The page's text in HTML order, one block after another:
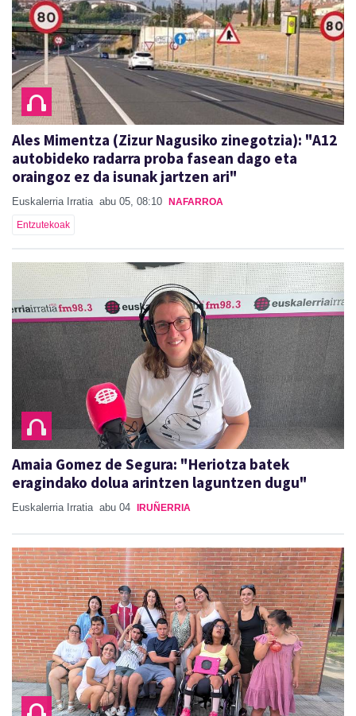
Ales Mimentza (Zizur Nagusiko zinegotzia): "A12
autobideko radarra proba fasean dago eta
oraingoz ez da isunak jartzen ari"
Euskalerria Irratia abu 05, 08:10 NAFARROA
Entzutekoak
Amaia Gomez de Segura: "Heriotza batek
eragindako dolua arintzen laguntzen dugu"
Euskalerria Irratia abu 04 IRUÑERRIA